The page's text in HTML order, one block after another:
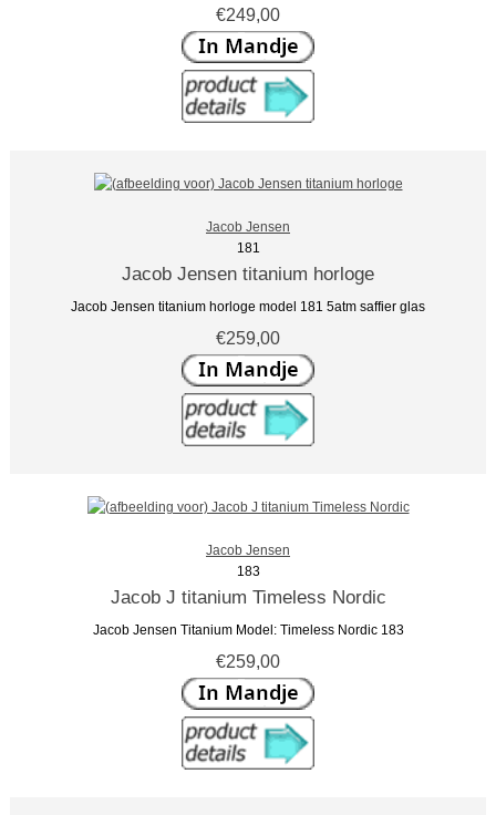
€249,00
Jacob Jensen
181
Jacob Jensen titanium horloge
Jacob Jensen titanium horloge model 181 5atm saffier glas
€259,00
Jacob Jensen
183
Jacob J titanium Timeless Nordic
Jacob Jensen Titanium Model: Timeless Nordic 183
€259,00